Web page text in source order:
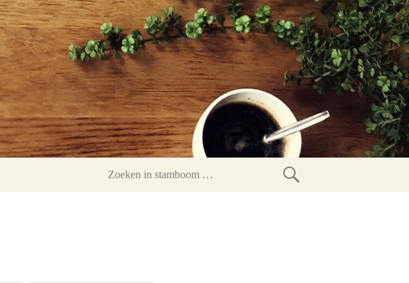
Zoeken